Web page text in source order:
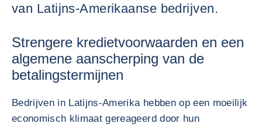
van Latijns-Amerikaanse bedrijven.
Strengere kredietvoorwaarden en een
algemene aanscherping van de
betalingstermijnen
Bedrijven in Latijns-Amerika hebben op een moeilijk
economisch klimaat gereageerd door hun